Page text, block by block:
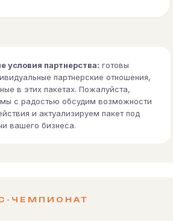
условия партнерства: готовы
партнерские отношения,
в этих пакетах. Пожалуйста,
с радостью обсудим возможности
и актуализируем пакет под
вашего бизнеса.
ЧЕМПИОНАТ